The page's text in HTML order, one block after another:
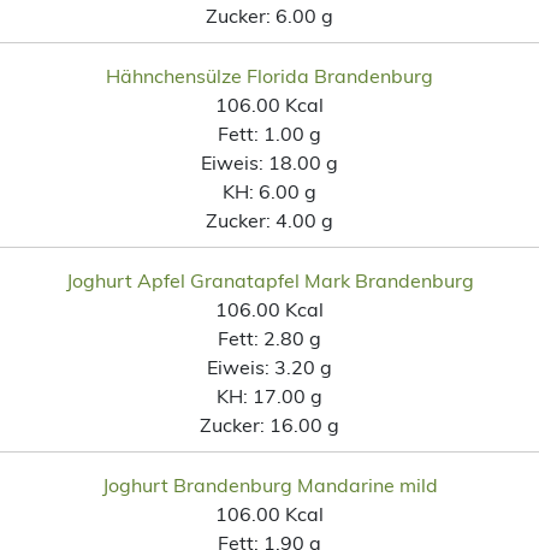
Zucker: 6.00 g
Hähnchensülze Florida Brandenburg
106.00 Kcal
Fett: 1.00 g
Eiweis: 18.00 g
KH: 6.00 g
Zucker: 4.00 g
Joghurt Apfel Granatapfel Mark Brandenburg
106.00 Kcal
Fett: 2.80 g
Eiweis: 3.20 g
KH: 17.00 g
Zucker: 16.00 g
Joghurt Brandenburg Mandarine mild
106.00 Kcal
Fett: 1.90 g